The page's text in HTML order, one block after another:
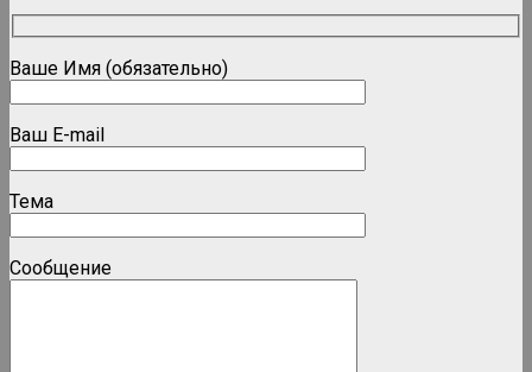
Ваше Имя (обязательно)
Ваш E-mail
Тема
Сообщение